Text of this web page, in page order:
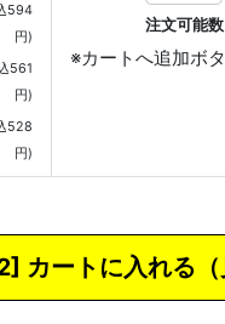
594
円)
561
円)
528
円)
注文可能数
カートに入れる